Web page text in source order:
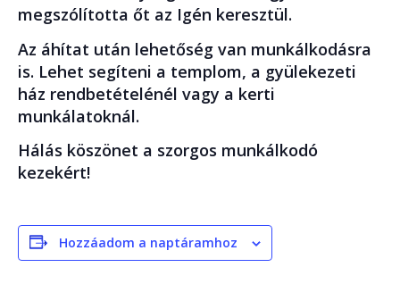
megszólította őt az Igén keresztül.
Az áhítat után lehetőség van munkálkodásra
is. Lehet segíteni a templom, a gyülekezeti
ház rendbetételénél vagy a kerti
munkálatoknál.
Hálás köszönet a szorgos munkálkodó
kezekért!
Hozzáadom a naptáramhoz